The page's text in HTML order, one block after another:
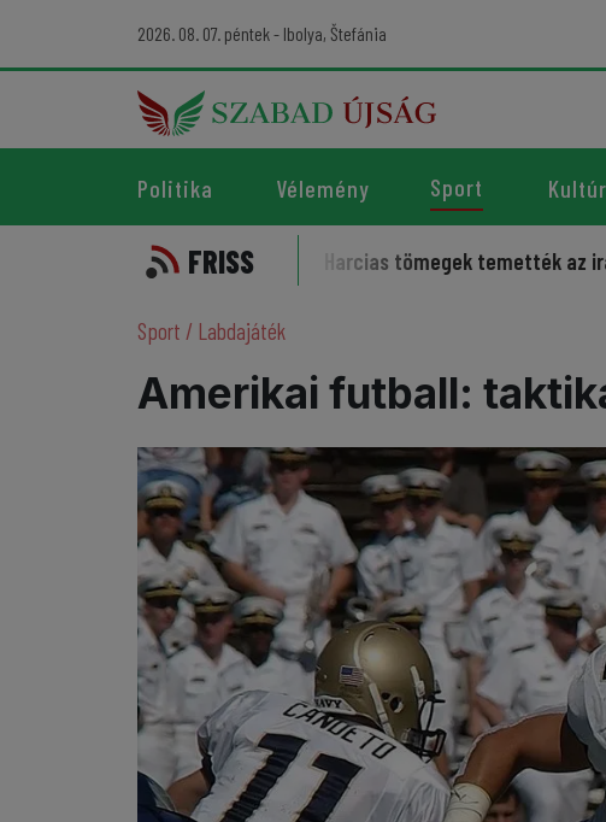
2026. 08. 07. péntek - Ibolya, Štefánia
Politika Vélemény Sport
FRISS
kísérti a sportot Harcias tömegek temették az iráni
Sport / Labdajáték
Amerikai futball: